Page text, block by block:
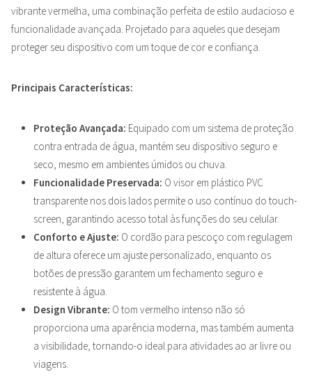
vibrante vermelha, uma combinação perfeita de estilo audacioso e
funcionalidade avançada. Projetado para aqueles que desejam
proteger seu dispositivo com um toque de cor e confiança.
Principais Características:
Proteção Avançada: Equipado com um sistema de proteção
contra entrada de água, mantém seu dispositivo seguro e
seco, mesmo em ambientes úmidos ou chuva.
Funcionalidade Preservada: O visor em plástico PVC
transparente nos dois lados permite o uso contínuo do touch-
screen, garantindo acesso total às funções do seu celular.
Conforto e Ajuste: O cordão para pescoço com regulagem
de altura oferece um ajuste personalizado, enquanto os
botões de pressão garantem um fechamento seguro e
resistente à água.
Design Vibrante: O tom vermelho intenso não só
proporciona uma aparência moderna, mas também aumenta
a visibilidade, tornando-o ideal para atividades ao ar livre ou
viagens.